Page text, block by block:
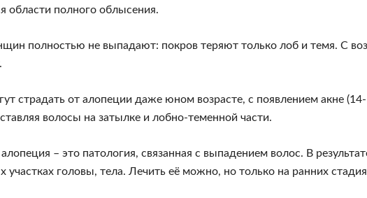
области полного облысения.
полностью не выпадают: покров теряют только лоб и темя. С
страдать от алопеции даже юном возрасте, с появлением акне
волосы на затылке и лобно-теменной части.
– это патология, связанная с выпадением волос. В
участках головы, тела. Лечить её можно, но только на ранних